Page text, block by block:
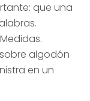
que una
algodón
en un